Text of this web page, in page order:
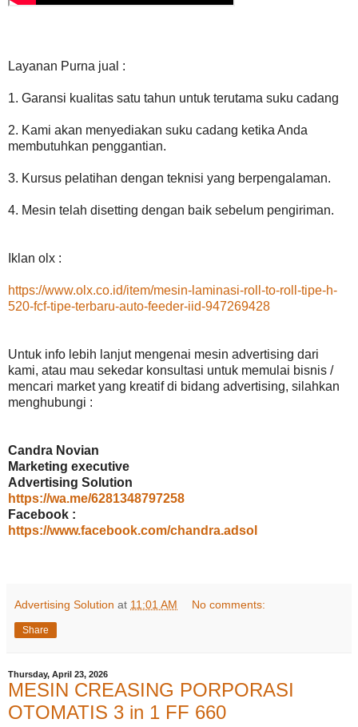
Layanan Purna jual :
1. Garansi kualitas satu tahun untuk terutama suku cadang
2. Kami akan menyediakan suku cadang ketika Anda
membutuhkan penggantian.
3. Kursus pelatihan dengan teknisi yang berpengalaman.
4. Mesin telah disetting dengan baik sebelum pengiriman.
Iklan olx :
https://www.olx.co.id/item/mesin-laminasi-roll-to-roll-tipe-h-
520-fcf-tipe-terbaru-auto-feeder-iid-947269428
Untuk info lebih lanjut mengenai mesin advertising dari
kami, atau mau sekedar konsultasi untuk memulai bisnis /
mencari market yang kreatif di bidang advertising, silahkan
menghubungi :
Candra Novian
Marketing executive
Advertising Solution
https://wa.me/6281348797258
Facebook :
https://www.facebook.com/chandra.adsol
Advertising Solution at 11:01 AM No comments:
Share
Thursday, April 23, 2026
MESIN CREASING PORPORASI
OTOMATIS 3 in 1 FF 660